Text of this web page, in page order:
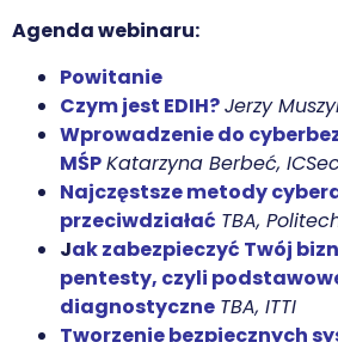
Agenda webinaru:
Powitanie
Czym jest EDIH?Jerzy
Wprowadzenie do
MŚPKatarzyna Berbeć,
Najczęstsze metody
przeciwdziałać TBA,
Jak zabezpieczyć Twój
pentesty, czyli
diagnostyczne TBA, ITTI
Tworzenie bezpiecznych